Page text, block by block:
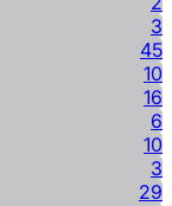
3
45
10
16
6
10
3
29